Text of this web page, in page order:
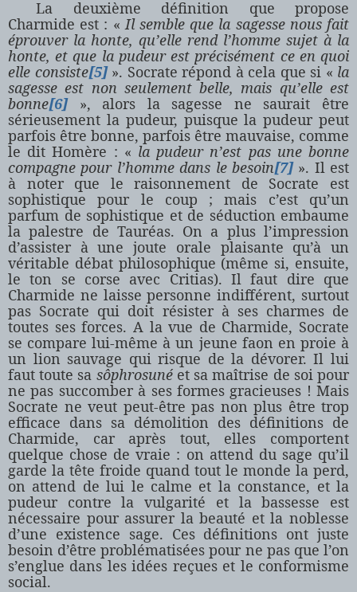
La deuxième définition que propose
Charmide est : « Il semble que la sagesse nous fait
éprouver la honte, qu’elle rend l’homme sujet à la
honte, et que la pudeur est précisément ce en quoi
elle consiste[5]». Socrate répond à cela que si « la
sagesse est non seulement belle, mais qu’elle est
bonne[6]», alors la sagesse ne saurait être
sérieusement la pudeur, puisque la pudeur peut
parfois être bonne, parfois être mauvaise, comme
le dit Homère : « la pudeur n’est pas une bonne
compagne pour l’homme dans le besoin[7]». Il est
à noter que le raisonnement de Socrate est
sophistique pour le coup ; mais c’est qu’un
parfum de sophistique et de séduction embaume
la palestre de Tauréas. On a plus l’impression
d’assister à une joute orale plaisante qu’à un
véritable débat philosophique (même si, ensuite,
le ton se corse avec Critias). Il faut dire que
Charmide ne laisse personne indifférent, surtout
pas Socrate qui doit résister à ses charmes de
toutes ses forces. A la vue de Charmide, Socrate
se compare lui-même à un jeune faon en proie à
un lion sauvage qui risque de la dévorer. Il lui
faut toute sa sôphrosunéet sa maîtrise de soi pour
ne pas succomber à ses formes gracieuses ! Mais
Socrate ne veut peut-être pas non plus être trop
efficace dans sa démolition des définitions de
Charmide, car après tout, elles comportent
quelque chose de vraie : on attend du sage qu’il
garde la tête froide quand tout le monde la perd,
on attend de lui le calme et la constance, et la
pudeur contre la vulgarité et la bassesse est
nécessaire pour assurer la beauté et la noblesse
d’une existence sage. Ces définitions ont juste
besoin d’être problématisées pour ne pas que l’on
s’englue dans les idées reçues et le conformisme
social.